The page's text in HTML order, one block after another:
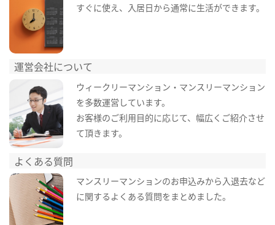
すぐに使え、入居日から通常に生活ができます。
運営会社について
ウィークリーマンション・マンスリーマンション
を多数運営しています。
お客様のご利用目的に応じて、幅広くご紹介させ
て頂きます。
よくある質問
マンスリーマンションのお申込みから入退去など
に関するよくある質問をまとめました。